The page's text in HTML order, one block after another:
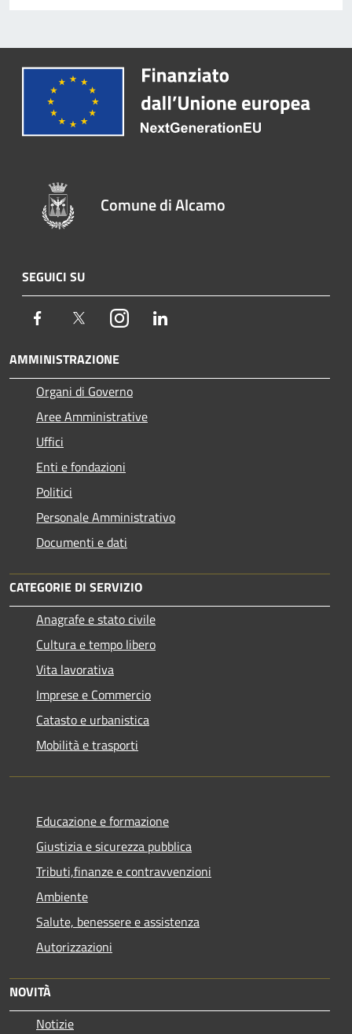
Comune di Alcamo
SEGUICI SU
Facebook TwitterInstagram
AMMINISTRAZIONE
Organi di Governo
Aree Amministrative
Uffici
Enti e fondazioni
Politici
Personale Amministrativo
Documenti e dati
CATEGORIE DI SERVIZIO
Anagrafe e stato civile
Cultura e tempo libero
Vita lavorativa
Imprese e Commercio
Catasto e urbanistica
Mobilità e trasporti
Educazione e formazione
Giustizia e sicurezza pubblica
Tributi,finanze e contravvenzioni
Ambiente
Salute, benessere e assistenza
Autorizzazioni
NOVITÀ
Notizie